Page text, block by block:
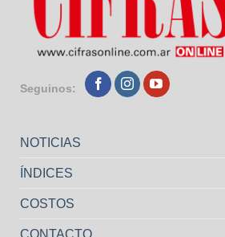
Seguinos:
NOTICIAS
ÍNDICES
COSTOS
CONTACTO